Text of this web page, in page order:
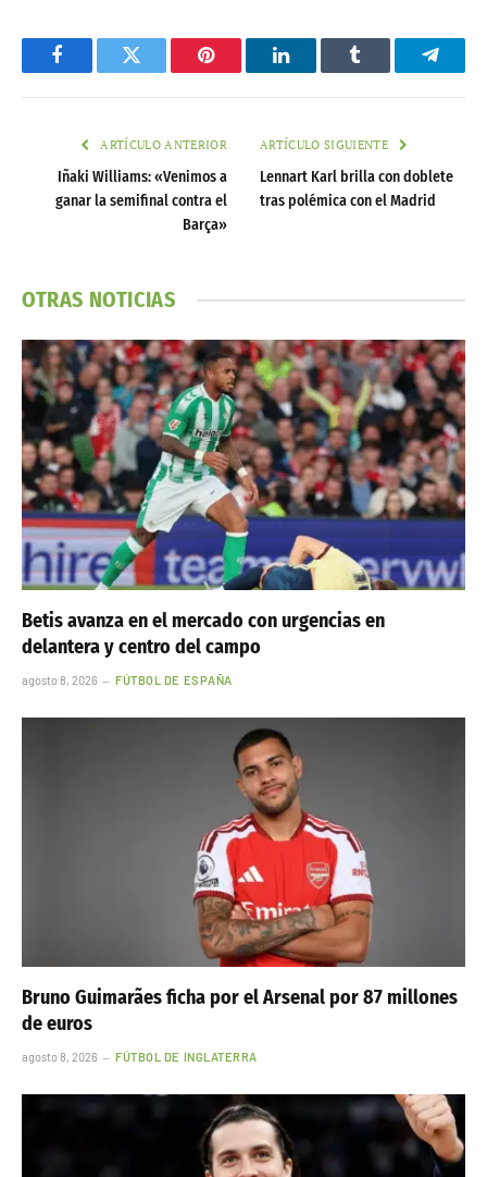
FacebookTwitter Pinterest LinkedInTumblr
ARTÍCULO ANTERIOR
Iñaki Williams: «Venimos a
ganar la semifinal contra el
Barça»
ARTÍCULO SIGUIENTE
Lennart Karl brilla con doblete
tras polémica con el Madrid
OTRAS NOTICIAS
Betis avanza en el mercado con urgencias en
delantera y centro del campo
agosto 8, 2026 FÚTBOL DE ESPAÑA
Bruno Guimarães ficha por el Arsenal por 87 millones
de euros
agosto 8, 2026 FÚTBOL DE INGLATERRA